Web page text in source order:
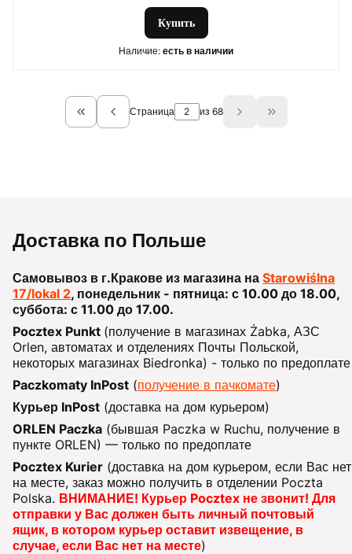
Купить
Наличие: есть в наличии
Return to the first product page
Страница из 68 Go to the last
Доставка по Польше
Самовывоз в г.Кракове из магазина на Starowiślna
17/lokal 2, понедельник - пятница: с 10.00 до 18.00,
суббота: с 11.00 до 17.00.
Pocztex Punkt (получение в магазинах Żabka, АЗС
Orlen, автоматах и отделениях Почты Польской,
некоторых магазинах Biedronka) - только по предоплате
Paczkomaty InPost (получение в пачкомате)
Курьер InPost (доставка на дом курьером)
ORLEN Paczka (бывшая Paczka w Ruchu, получение в
пункте ORLEN) — только по предоплате
Pocztex Kurier (доставка на дом курьером, если Вас нет
на месте, заказ можно получить в отделении Poczta
Polska. ВНИМАНИЕ! Курьер Pocztex не звонит! Для
отправки у Вас должен быть личный почтовый
ящик, в котором курьер оставит извещение, в
случае, если Вас нет на месте)